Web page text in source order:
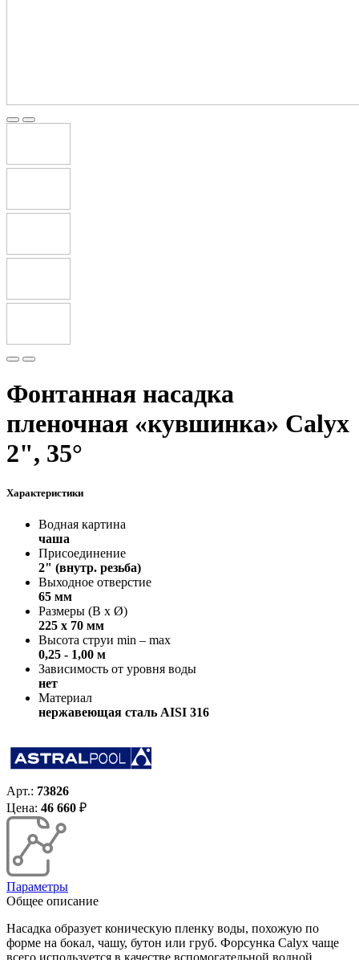
Фонтанная насадка
пленочная «кувшинка» Calyx
2", 35°
Характеристики
Водная картина
чаша
Присоединение
2" (внутр. резьба)
Выходное отверстие
65 мм
Размеры (В x Ø)
225 х 70 мм
Высота струи min – max
0,25 - 1,00 м
Зависимость от уровня воды
нет
Материал
нержавеющая сталь AISI 316
Арт.: 73826
Цена: 46 660 ₽
Параметры
Общее описание
Насадка образует коническую пленку воды, похожую по
форме на бокал, чашу, бутон или груб. Форсунка Calyx чаще
всего используется в качестве вспомогательной водной